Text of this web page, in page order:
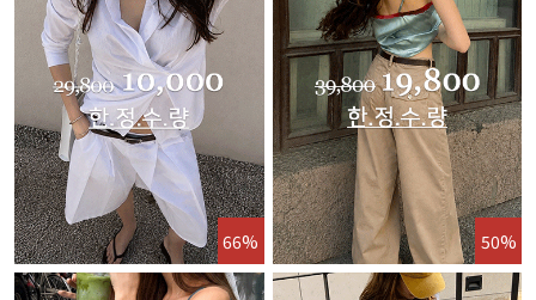
66% 50%